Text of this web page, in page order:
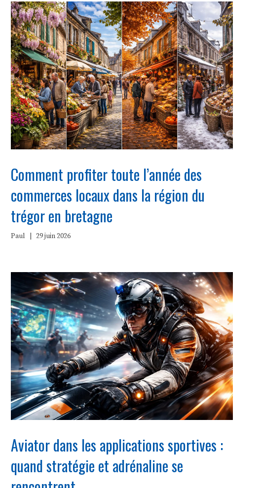
Comment profiter toute l’année des
commerces locaux dans la région du
trégor en bretagne
Paul 29 juin 2026
Aviator dans les applications sportives :
quand stratégie et adrénaline se